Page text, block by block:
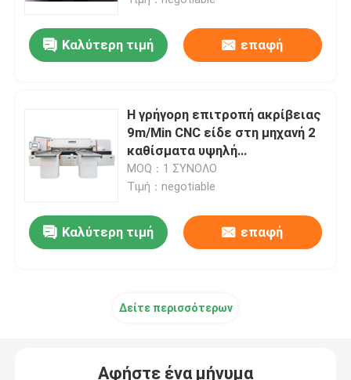
Περίπου εμείς
Καλύτερη τιμή επαφή
Η γρήγορη επιτροπή ακρίβειας
9m/Min CNC είδε στη μηχανή 2
καθίσματα υψηλή
λειτουργούσα αποδοτικότητα
MOQ：1 ΣΥΝΟΛΟ
Τιμή：negotiable
Καλύτερη τιμή επαφή
Δείτε περισσότερων
Αφήστε ένα μήνυμα